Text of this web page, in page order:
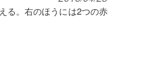
る。右のほうには2つの赤